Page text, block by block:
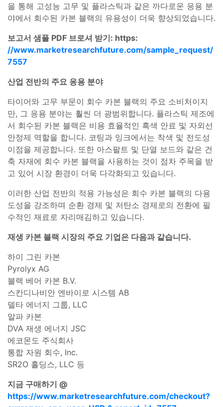
을 통해 고성능 고무 및 플라스틱과 같은 까다로운 응용 분
야에서 회수된 카본 블랙의 유용성이 더욱 향상되었습니다.
보고서 샘플 PDF 브로셔 받기: https:
//www.marketresearchfuture.com/sample_request/
7557
산업 전반의 주요 응용 분야
타이어와 고무 부문이 회수 카본 블랙의 주요 소비처이지
만, 그 응용 분야는 훨씬 더 광범위합니다. 플라스틱 제조에
서 회수된 카본 블랙은 비용 효율적인 흑색 안료 및 자외선
안정제 역할을 합니다. 코팅과 잉크에서는 착색 및 전도성
이점을 제공합니다. 또한 아스팔트 및 단열 보드와 같은 건
축 자재에 회수 카본 블랙을 사용하는 것이 점차 주목을 받
고 있어 시장 환경이 더욱 다각화되고 있습니다.
이러한 산업 전반의 적용 가능성은 회수 카본 블랙의 다용
도성을 강조하며 순환 경제 및 저탄소 경제로의 전환에 필
수적인 재료로 자리매김하고 있습니다.
재생 카본 블랙 시장의 주요 기업은 다음과 같습니다.
하이 그린 카본
Pyrolyx AG
블랙 베어 카본 B.V.
스칸디나비안 엔바이로 시스템 AB
델타 에너지 그룹, LLC
알파 카본
DVA 재생 에너지 JSC
에코몬도 주식회사
통합 자원 회수, Inc.
SR2O 홀딩스, LLC 등
지금 구매하기 @
https://www.marketresearchfuture.com/checkout?